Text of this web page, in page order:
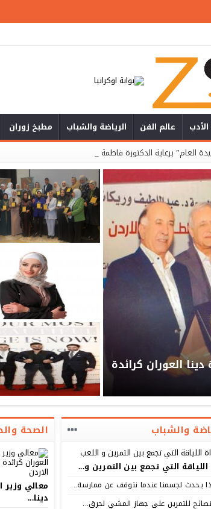
عالم الفن الرياضة والشباب مطبخ زوران
برعاية الدكتورة فاطمة البابا
العوران كرائدة
والشباب
اللياقة التي تجمع بين التمرين و...
يحدث لجسمنا عندما نتوقف عن ممارسة...
الصحة
معالي وزير
دينا...